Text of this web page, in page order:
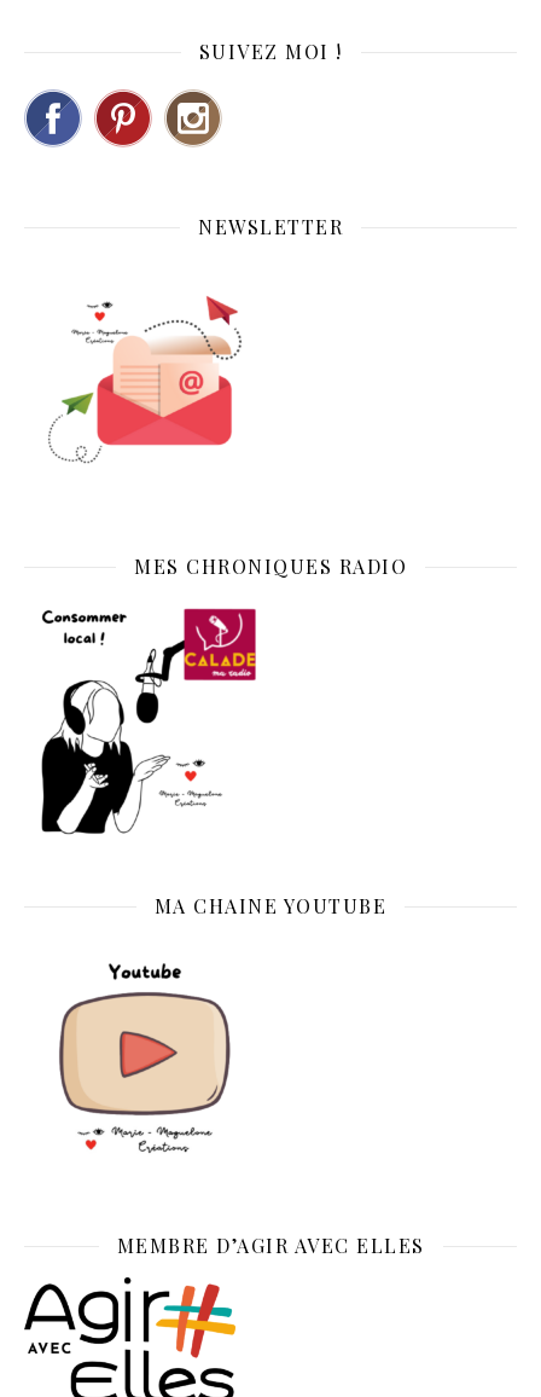
SUIVEZ MOI !
NEWSLETTER
MES CHRONIQUES RADIO
MA CHAINE YOUTUBE
MEMBRE D’AGIR AVEC ELLES